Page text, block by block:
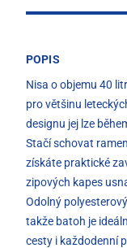
POPIS
Nisa o objemu 40
pro většinu
designu jej lze
Stačí schovat
získáte praktické
zipových kapes
Odolný
takže batoh je
cesty i každodenní